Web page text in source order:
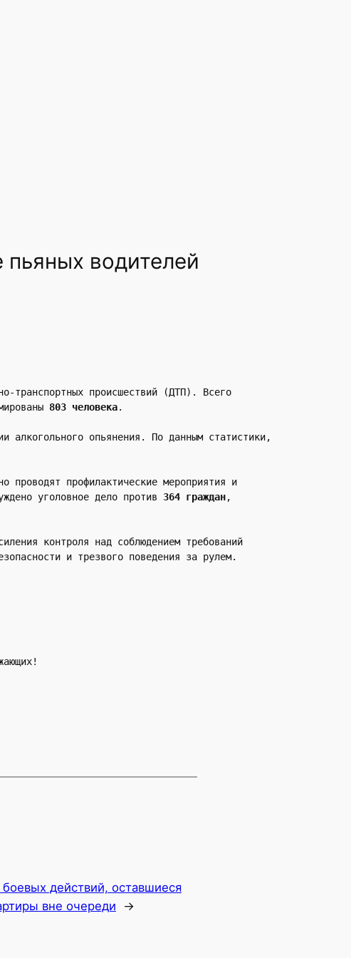
водителей
транспортных происшествий (ДТП). Всего
803 человека.
алкогольного опьянения. По данным статистики,
проводят профилактические мероприятия и
уголовное дело против 364 граждан,
контроля над соблюдением требований
и трезвого поведения за рулем.
действий, оставшиеся
вне очереди
→